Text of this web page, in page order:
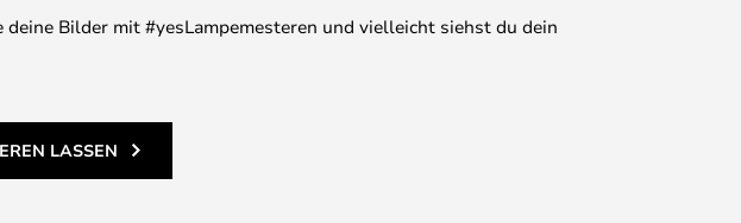
Bilder mit #yesLampemesteren und vielleicht siehst du dein
LASSEN